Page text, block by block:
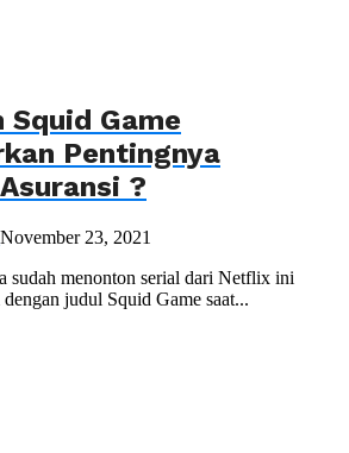
Squid Game
Pentingnya
?
November 23, 2021
sudah menonton serial dari Netflix ini
judul Squid Game saat...